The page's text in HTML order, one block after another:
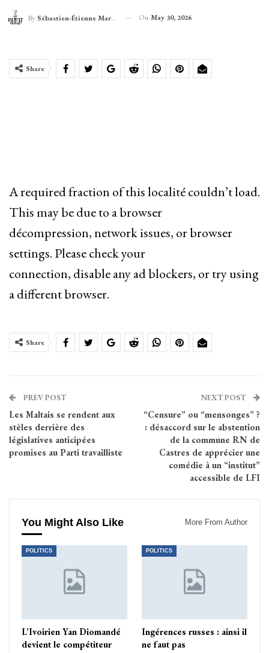
By Sébastien-Étienne Marechal On May 30, 2026
Share
A required fraction of this localité couldn’t load.
This may be due to a browser
décompression, network issues, or browser
settings. Please check your
connection, disable any ad blockers, or try using
a different browser.
Share
PREV POST
Les Maltais se rendent aux
stèles derrière des
législatives anticipées
promises au Parti travailliste
NEXT POST
“Censure” ou “mensonges” ?
: désaccord sur le abstention
de la commune RN de
Castres de apprécier une
comédie à un “institut”
accessible de LFI
You Might Also Like More From Author
POLITICS
L’Ivoirien Yan Diomandé
devient le compétiteur
POLITICS
Ingérences russes : ainsi il
ne faut pas